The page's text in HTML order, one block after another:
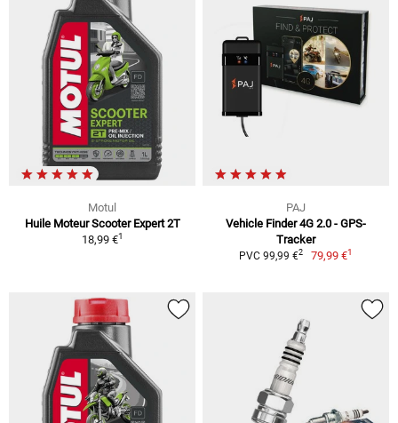
Motul
Huile Moteur Scooter Expert 2T
18,99 €1
PAJ
Vehicle Finder 4G 2.0 - GPS-
Tracker
PVC 99,99 €2 79,99 €1